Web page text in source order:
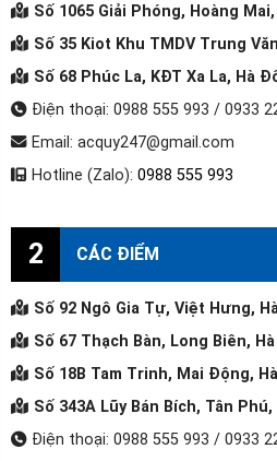
Số 1065 Giải Phóng, Hoàng Mai,
Số 35 Kiot Khu TMDV Trung
Số 68 Phúc La, KĐT Xa La, Hà
Điện thoại: 0988 555 993 / 0933
Email: acquy247@gmail.com
Hotline (Zalo): 0988 555 993
2 CÁC ĐIỂM
Số 92 Ngô Gia Tự, Việt Hưng,
Số 67 Thạch Bàn, Long Biên,
Số 18B Tam Trinh, Mai Động,
Số 343A Lũy Bán Bích, Tân
Điện thoại: 0988 555 993 / 0933